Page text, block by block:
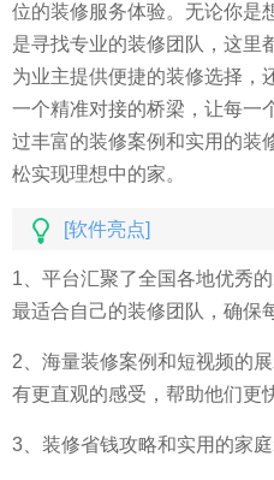
位的装修服务体验。无论你是
是寻找专业的装修团队，这里
为业主提供便捷的装修选择，
一个精准对接的桥梁，让每一
过丰富的装修案例和实用的装
松实现理想中的家。
[软件亮点]
1、平台汇聚了全国各地优秀
最适合自己的装修团队，确保
2、海量装修案例和短视频的
有更直观的感受，帮助他们更
3、装修省钱攻略和实用的家